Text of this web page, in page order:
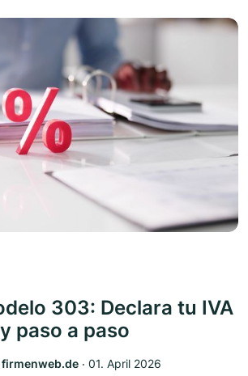
303: Declara tu IVA
paso a paso
firmenweb.de ‧ 01. April 2026